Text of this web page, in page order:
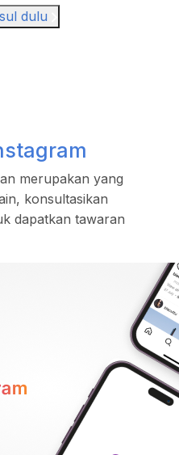
dulu
merupakan yang
konsultasikan
dapatkan tawaran